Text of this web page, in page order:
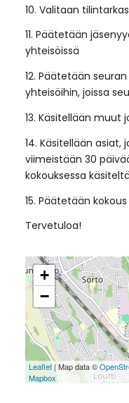
10. Valitaan
11. Päätetään
yhteisöissä
12. Päätetään
yhteisöihin, joissa
13. Käsitellään
14. Käsitellään
viimeistään 30
kokouksessa
15. Päätetään kokous
Tervetuloa!
+
−
Leaflet| Map data ©
Mapbox